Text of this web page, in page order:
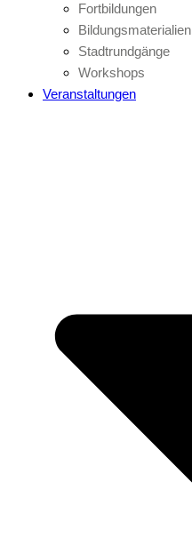
Fortbildungen
Bildungsmaterialien
Stadtrundgänge
Workshops
Veranstaltungen